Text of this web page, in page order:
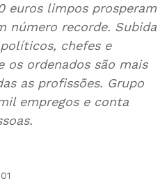
euros limpos prosperam
número recorde. Subida
chefes e
os ordenados são mais
as profissões. Grupo
empregos e conta